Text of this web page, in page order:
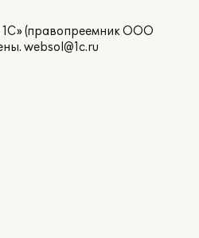
(правопреемник ООО
websol@1c.ru